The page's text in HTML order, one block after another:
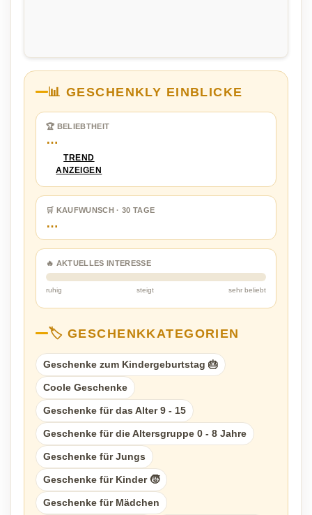
📊 GESCHENKLY EINBLICKE
🏆 BELIEBTHEIT
…
TREND
ANZEIGEN
🛒 KAUFWUNSCH · 30 TAGE
…
🔥 AKTUELLES INTERESSE
ruhig steigt sehr beliebt
🏷️ GESCHENKKATEGORIEN
Geschenke zum Kindergeburtstag 🎂
Coole Geschenke
Geschenke für das Alter 9 - 15
Geschenke für die Altersgruppe 0 - 8 Jahre
Geschenke für Jungs
Geschenke für Kinder 🧒
Geschenke für Mädchen